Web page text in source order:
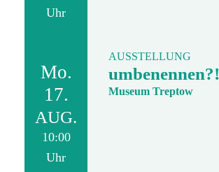
Uhr
Mo.
17.
AUG.
10:00
Uhr
AUSSTELLUNG
umbenennen?!
Museum Treptow